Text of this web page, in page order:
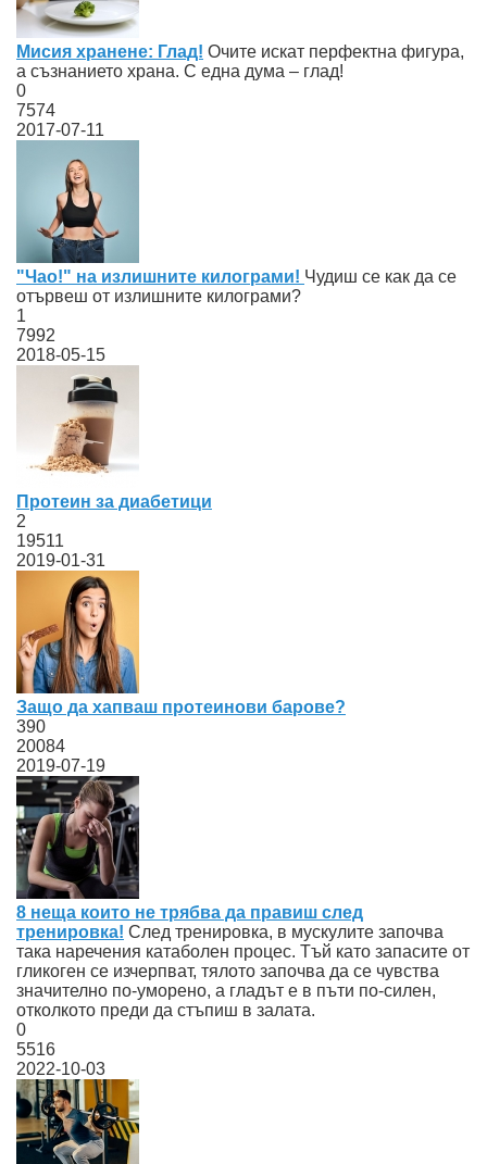
Мисия хранене: Глад! Oчите искат перфектна фигура,
а съзнанието храна. С една дума – глад!
0
7574
2017-07-11
"Чао!" на излишните килограми! Чудиш се как да се
отървеш от излишните килограми?
1
7992
2018-05-15
Протеин за диабетици
2
19511
2019-01-31
Защо да хапваш протеинови барове?
390
20084
2019-07-19
8 неща които не трябва да правиш след
тренировка! След тренировка, в мускулите започва
така наречения катаболен процес. Тъй като запасите от
гликоген се изчерпват, тялото започва да се чувства
значително по-уморено, а гладът е в пъти по-силен,
отколкото преди да стъпиш в залата.
0
5516
2022-10-03